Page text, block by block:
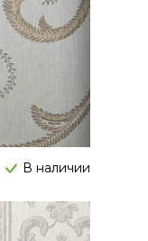
В наличии